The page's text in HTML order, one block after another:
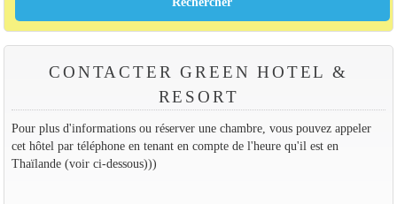
CONTACTER GREEN HOTEL &
RESORT
Pour plus d'informations ou réserver une chambre, vous pouvez appeler
cet hôtel par téléphone en tenant en compte de l'heure qu'il est en
Thaïlande (voir ci-dessous)))